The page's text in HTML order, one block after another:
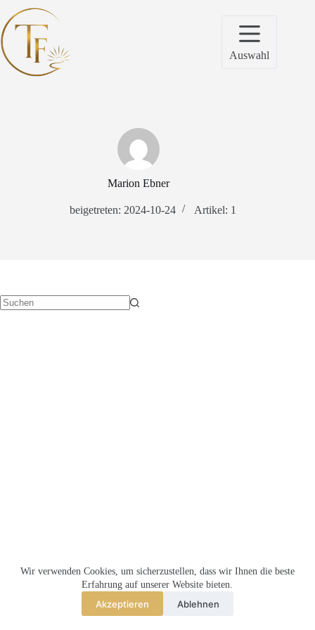
Inhalt
springen
Wir verwenden Cookies, um sicherzustellen, dass wir Ihnen die beste
Erfahrung auf unserer Website bieten.
Akzeptieren Ablehnen
Auswahl
Marion Ebner
beigetreten: 2024-10-24 Artikel: 1
MEMBERSHIP
TEILNAHMEBEDINGUNGEN
MELRENTMEISTER.DE